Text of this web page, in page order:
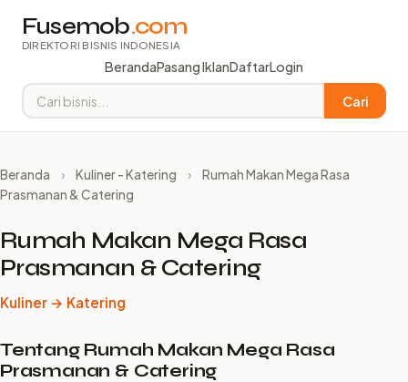
Fusemob.com
DIREKTORI BISNIS INDONESIA
BerandaPasang IklanDaftarLogin
Cari
Beranda › Kuliner - Katering ›
Rumah Makan Mega Rasa
Prasmanan & Catering
Rumah Makan Mega Rasa
Prasmanan & Catering
Kuliner → Katering
Tentang Rumah Makan Mega Rasa
Prasmanan & Catering